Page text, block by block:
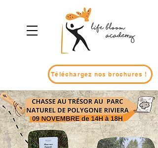
Téléchargez nos brochures !